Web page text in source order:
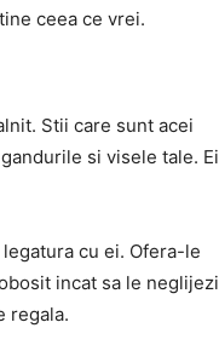
ceea ce vrei.
Stii care sunt acei
si visele tale. Ei
cu ei. Ofera-le
incat sa le neglijezi
regala.